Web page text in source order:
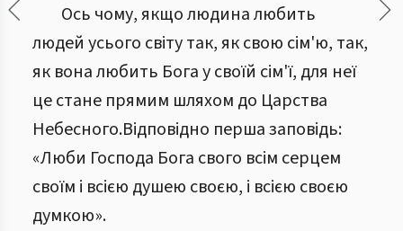
Ось чому, якщо людина любить
людей усього світу так, як свою сім'ю, так,
як вона любить Бога у своїй сім'ї, для неї
це стане прямим шляхом до Царства
Небесного.Відповідно перша заповідь:
«Люби Господа Бога свого всім серцем
своїм і всією душею своєю, і всією своєю
думкою».